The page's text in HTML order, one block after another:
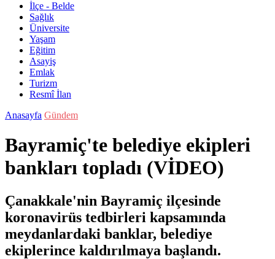
İlçe - Belde
Sağlık
Üniversite
Yaşam
Eğitim
Asayiş
Emlak
Turizm
Resmî İlan
Anasayfa Gündem
Bayramiç'te belediye ekipleri
bankları topladı (VİDEO)
Çanakkale'nin Bayramiç ilçesinde
koronavirüs tedbirleri kapsamında
meydanlardaki banklar, belediye
ekiplerince kaldırılmaya başlandı.